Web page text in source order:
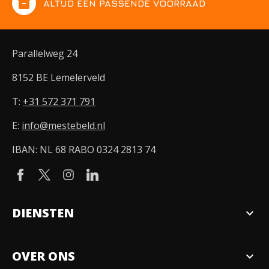
inventory ALTIJD EEN PASSENDE VOORRAAD
Parallelweg 24
8152 BE Lemelerveld
T: +31 572 371 791
E: info@mestebeld.nl
IBAN: NL 68 RABO 0324 2813 74
DIENSTEN expand_more
OVER ONS expand_more